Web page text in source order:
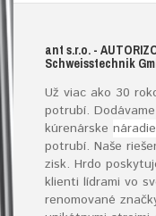
ant s.r.o. -
Schweisstechnik G
Už viac ako 30
potrubí.
kúrenárske náradie
potrubí. Naše
zisk. Hrdo
klienti lídrami vo
renomované